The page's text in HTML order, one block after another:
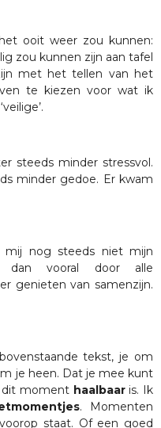
ooit weer zou kunnen:
zou kunnen zijn aan tafel
met het tellen van het
te kiezen voor wat ik
steeds minder stressvol.
minder gedoe. Er kwam
mij nog steeds niet mijn
dan vooral door alle
genieten van samenzijn.
tekst, je om
je heen. Dat je mee kunt
dit moment haalbaaris. Ik
. Momenten
staat. Of een goed